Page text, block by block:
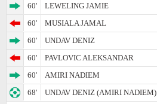
60'
LEWELING JAMIE
60'
MUSIALA JAMAL
60'
UNDAV DENIZ
60'
PAVLOVIC ALEKSANDAR
60'
AMIRI NADIEM
68'
UNDAV DENIZ (AMIRI NADIEM)